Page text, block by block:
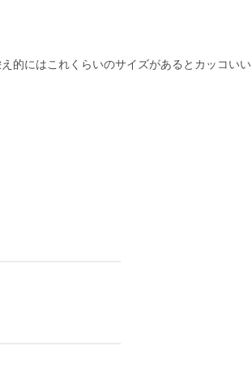
的にはこれくらいのサイズがあるとカッコいい